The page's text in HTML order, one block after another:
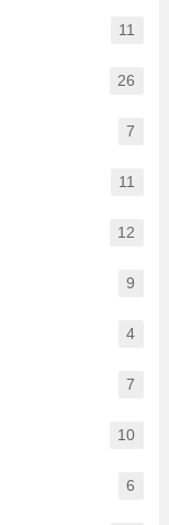
11
26
7
11
12
9
4
7
10
6